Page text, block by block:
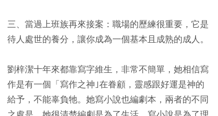
三、當過上班族再來接案：職場的歷練很重要，它是
待人處世的養分，讓你成為一個基本且成熟的成人。
劉梓潔十年來都靠寫字維生，非常不簡單，她相信寫
作是有一個「寫作之神｣在眷顧，靈感跟好運是神的
給予，不能辜負牠。她寫小說也編劇本，兩者的不同